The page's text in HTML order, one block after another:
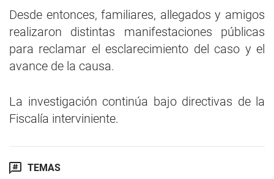
Desde entonces, familiares, allegados y amigos
realizaron distintas manifestaciones públicas
para reclamar el esclarecimiento del caso y el
avance de la causa.
La investigación continúa bajo directivas de la
Fiscalía interviniente.
TEMAS